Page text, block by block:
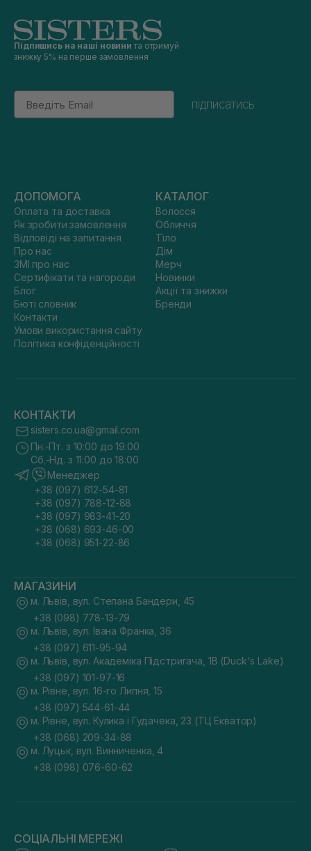
Підпишись на наші новини та отримуй
знижку 5% на перше замовлення
Email
підписатись
ДОПОМОГА
Оплата та доставка
Як зробити замовлення
Відповіді на запитання
Про нас
ЗМІ про нас
Сертифікати та нагороди
Блог
Бюті словник
Контакти
Умови використання сайту
Політика конфіденційності
КАТАЛОГ
Волосся
Обличчя
Тіло
Дім
Мерч
Новинки
Акції та знижки
Бренди
КОНТАКТИ
sisters.co.ua@gmail.com
Пн.-Пт. з 10:00 до 19:00
Сб.-Нд. з 11:00 до 18:00
Менеджер
+38 (097) 612-54-81
+38 (097) 788-12-88
+38 (097) 983-41-20
+38 (068) 693-46-00
+38 (068) 951-22-86
МАГАЗИНИ
м. Львів, вул. Степана Бандери, 45
+38 (098) 778-13-79
м. Львів, вул. Івана Франка, 36
+38 (097) 611-95-94
м. Львів, вул. Академіка Підстригача, 1В (Duck's Lake)
+38 (097) 101-97-16
м. Рівне, вул. 16-го Липня, 15
+38 (097) 544-61-44
м. Рівне, вул. Кулика і Гудачека, 23 (ТЦ Екватор)
+38 (068) 209-34-88
м. Луцьк, вул. Винниченка, 4
+38 (098) 076-60-62
СОЦІАЛЬНІ МЕРЕЖІ